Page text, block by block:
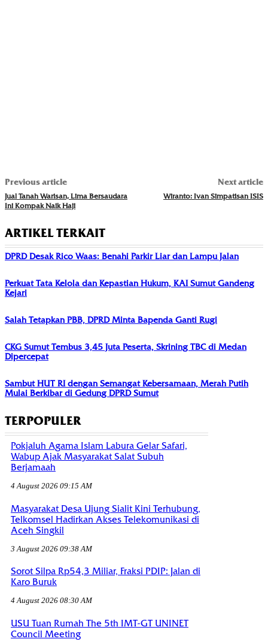
Previous article
Jual Tanah Warisan, Lima Bersaudara
Ini Kompak Naik Haji
Next article
Wiranto: Ivan Simpatisan ISIS
ARTIKEL TERKAIT
DPRD Desak Rico Waas: Benahi Parkir Liar dan Lampu Jalan
Perkuat Tata Kelola dan Kepastian Hukum, KAI Sumut Gandeng
Kejari
Salah Tetapkan PBB, DPRD Minta Bapenda Ganti Rugi
CKG Sumut Tembus 3,45 Juta Peserta, Skrining TBC di Medan
Dipercepat
Sambut HUT RI dengan Semangat Kebersamaan, Merah Putih
Mulai Berkibar di Gedung DPRD Sumut
TERPOPULER
Pokjaluh Agama Islam Labura Gelar Safari,
Wabup Ajak Masyarakat Salat Subuh
Berjamaah
4 August 2026 09:15 AM
Masyarakat Desa Ujung Sialit Kini Terhubung,
Telkomsel Hadirkan Akses Telekomunikasi di
Aceh Singkil
3 August 2026 09:38 AM
Sorot Silpa Rp54,3 Miliar, Fraksi PDIP: Jalan di
Karo Buruk
4 August 2026 08:30 AM
USU Tuan Rumah The 5th IMT-GT UNINET
Council Meeting